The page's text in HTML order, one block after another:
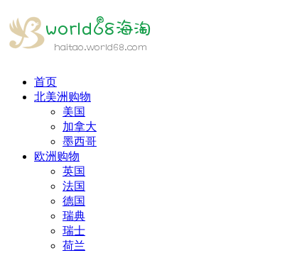
首页
北美洲购物
美国
加拿大
墨西哥
欧洲购物
英国
法国
德国
瑞典
瑞士
荷兰